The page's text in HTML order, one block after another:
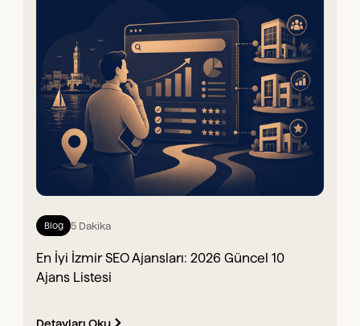
Blog 5 Dakika
En İyi İzmir SEO Ajansları: 2026 Güncel 10
Ajans Listesi